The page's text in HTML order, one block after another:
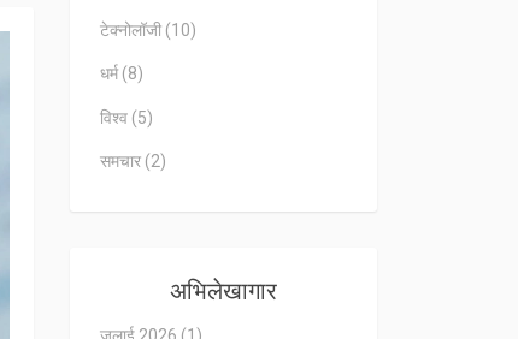
टेक्नोलॉजी (10)
धर्म (8)
विश्व (5)
समचार (2)
अभिलेखागार
जुलाई 2026 (1)